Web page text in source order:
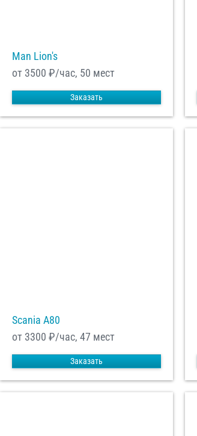
Man Lion's
от 3500 ₽/час, 50 мест
Заказать
Scania A80
от 3300 ₽/час, 47 мест
Заказать